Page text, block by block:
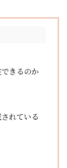
きるのか
れている